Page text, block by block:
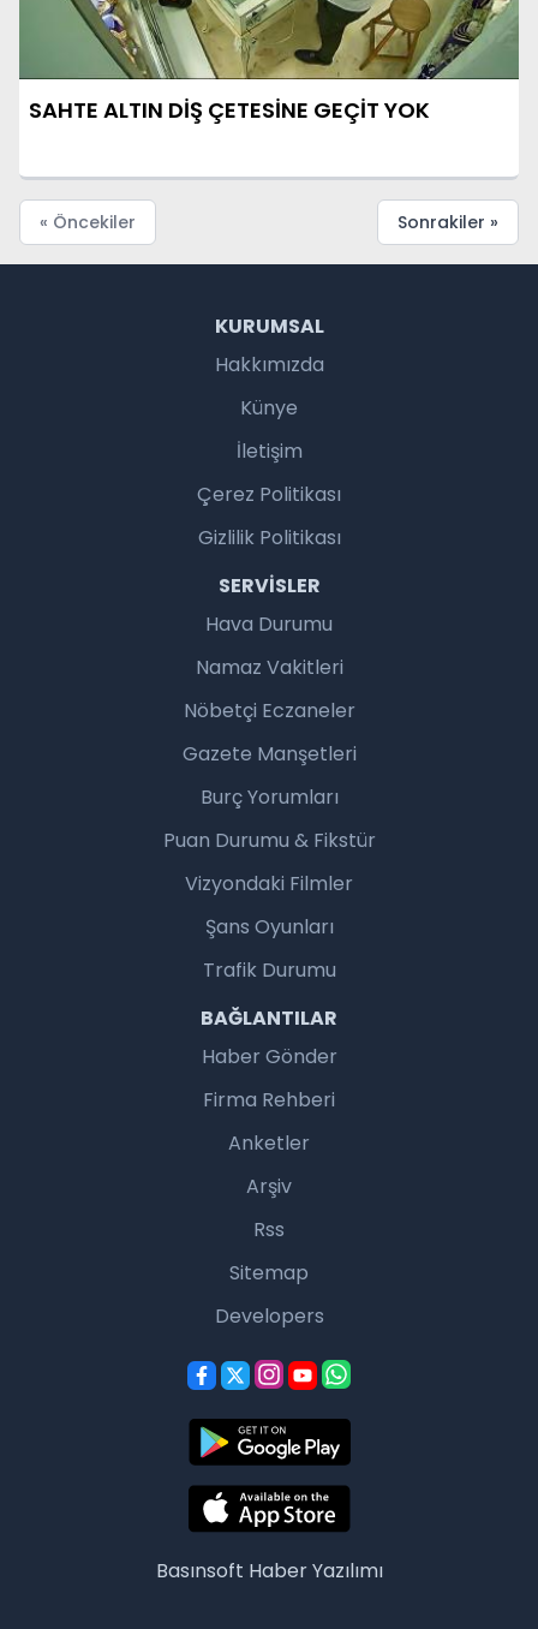
SAHTE ALTIN DİŞ ÇETESİNE GEÇİT YOK
« Öncekiler Sonrakiler »
KURUMSAL
Hakkımızda
Künye
İletişim
Çerez Politikası
Gizlilik Politikası
SERVISLER
Hava Durumu
Namaz Vakitleri
Nöbetçi Eczaneler
Gazete Manşetleri
Burç Yorumları
Puan Durumu & Fikstür
Vizyondaki Filmler
Şans Oyunları
Trafik Durumu
BAĞLANTILAR
Haber Gönder
Firma Rehberi
Anketler
Arşiv
Rss
Sitemap
Developers
Basınsoft Haber Yazılımı